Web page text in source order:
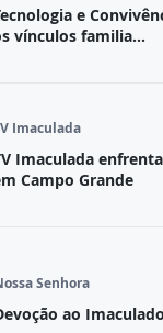
e
vínculos familia...
Imaculada
Imaculada
Campo Grande
Senhora
ao